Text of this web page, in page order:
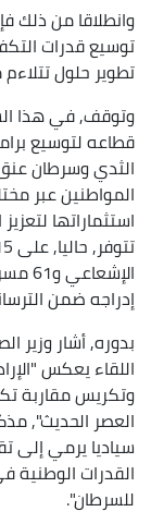
وانطلاقا من ذلك
توسيع قدرات
تطوير حلول تتلاءم
وتوقف, في هذا
قطاعه لتوسيع
الثدي وسرطان
المواطنين عبر
استثماراتها
إدراجه ضمن
بدوره, أشار وزير
اللقاء يعكس
وتكريس مقاربة
العصر الحديث",
سياديا يرمي إلى
القدرات الوطنية
للسرطان".